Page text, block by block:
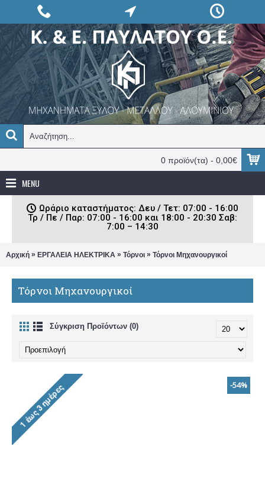
0 προϊόν(τα) - 0,00€
MENU
Ωράριο καταστήματος: Δευ / Τετ: 07:00 - 16:00
Τρ / Πε / Παρ: 07:00 - 16:00 και 18:00 - 20:30 Σαβ:
7:00 – 14:30
Αρχική » ΕΡΓΑΛΕΙΑ ΗΛΕΚΤΡΙΚΑ » Τόρνοι » Τόρνοι Μηχανουργικοί
Τόρνοι Μηχανουργικοί
Σύγκριση Προϊόντων (0)
-54%